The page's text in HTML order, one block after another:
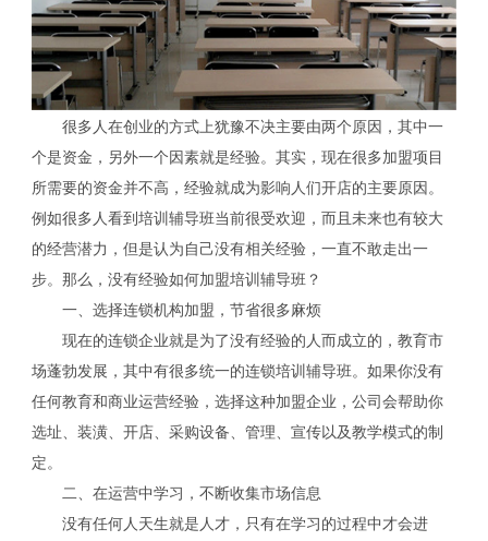
很多人在创业的方式上犹豫不决主要由两个原因，其中一
个是资金，另外一个因素就是经验。其实，现在很多加盟项目
所需要的资金并不高，经验就成为影响人们开店的主要原因。
例如很多人看到培训辅导班当前很受欢迎，而且未来也有较大
的经营潜力，但是认为自己没有相关经验，一直不敢走出一
步。那么，没有经验如何加盟培训辅导班？
一、选择连锁机构加盟，节省很多麻烦
现在的连锁企业就是为了没有经验的人而成立的，教育市
场蓬勃发展，其中有很多统一的连锁培训辅导班。如果你没有
任何教育和商业运营经验，选择这种加盟企业，公司会帮助你
选址、装潢、开店、采购设备、管理、宣传以及教学模式的制
定。
二、在运营中学习，不断收集市场信息
没有任何人天生就是人才，只有在学习的过程中才会进